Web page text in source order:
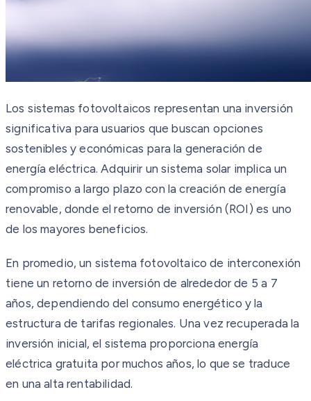
Los sistemas fotovoltaicos representan una inversión
significativa para usuarios que buscan opciones
sostenibles y económicas para la generación de
energía eléctrica. Adquirir un sistema solar implica un
compromiso a largo plazo con la creación de energía
renovable, donde el retorno de inversión (ROI) es uno
de los mayores beneficios.
En promedio, un sistema fotovoltaico de interconexión
tiene un retorno de inversión de alrededor de 5 a 7
años, dependiendo del consumo energético y la
estructura de tarifas regionales. Una vez recuperada la
inversión inicial, el sistema proporciona energía
eléctrica gratuita por muchos años, lo que se traduce
en una alta rentabilidad.